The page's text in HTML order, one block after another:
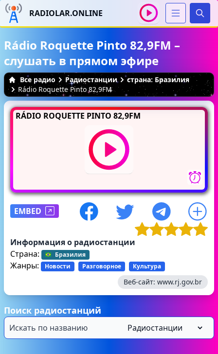
RADIOLAR.ONLINE
Rádio Roquette Pinto 82,9FM –
слушать в прямом эфире
Все радио Радиостанции
страна: Бразилия
Rádio Roquette Pinto 82,9FM
RÁDIO ROQUETTE PINTO 82,9FM
EMBED
Информация о радиостанции
Страна:
Бразилия
Жанры: Новости Разговорное Культура
Веб-сайт: www.rj.gov.br
Поиск радиостанций